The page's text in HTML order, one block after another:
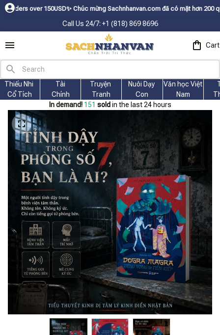
150USDㅤ✨Chúc mừng Sachnhanvan.com đã có mặt hơn 200 quốc gia
Call Us 24/7: +1 (818) 869 8696
Cart
Thiếu Nhi
Cổ Tích
Tài
Chính
Truyện
Tranh
Nuôi Dạy
Con
Văn học Việt
Nam
In demand! 154 sold in the last 24 hours